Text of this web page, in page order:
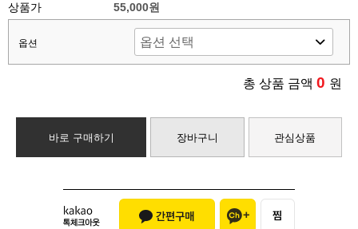
상품가 55,000원
옵션
총 상품 금액 0 원
바로 구매하기 장바구니 관심상품